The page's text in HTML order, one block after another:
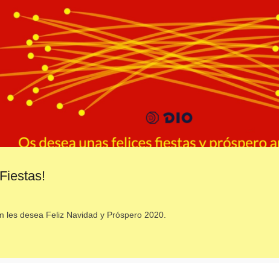
les desea Feliz Navidad y Próspero 2020.